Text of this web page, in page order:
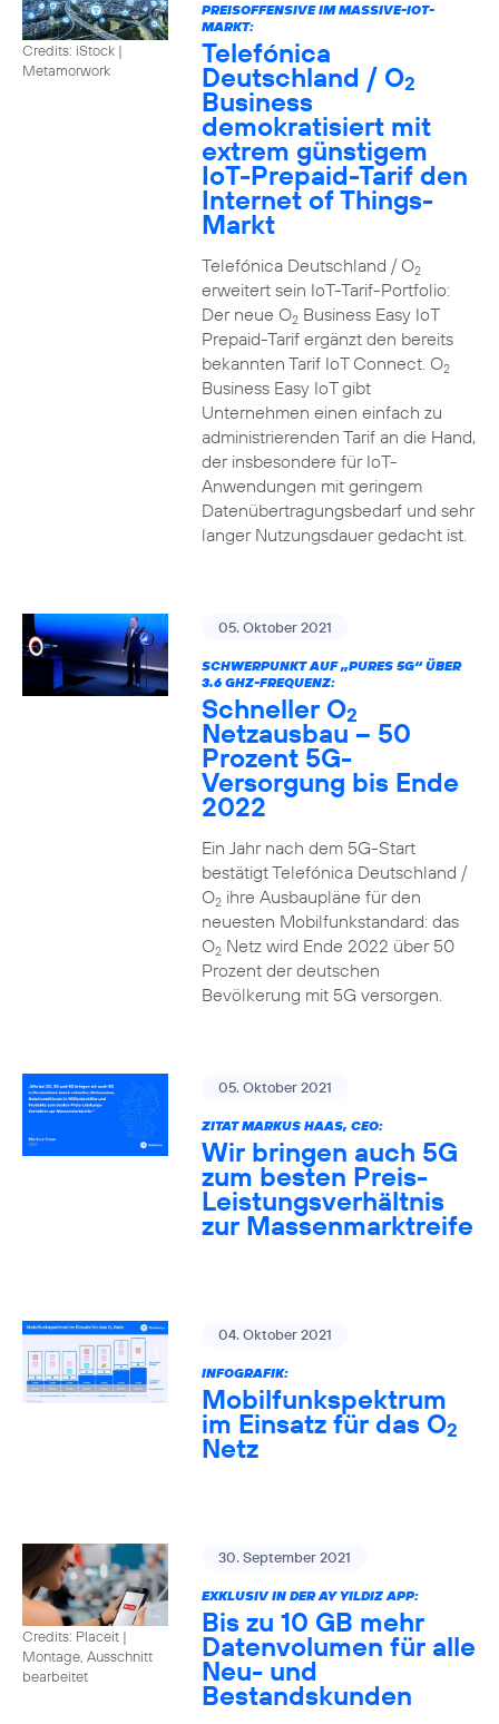
Credits: iStock |
Metamorwork
PREISOFFENSIVE IM MASSIVE-IOT-
MARKT:
Telefónica
Deutschland / O2
Business
demokratisiert mit
extrem günstigem
IoT-Prepaid-Tarif den
Internet of Things-
Markt
Telefónica Deutschland / O2
erweitert sein IoT-Tarif-Portfolio:
Der neue O2Business Easy IoT
Prepaid-Tarif ergänzt den bereits
bekannten Tarif IoT Connect. O2
Business Easy IoT gibt
Unternehmen einen einfach zu
administrierenden Tarif an die Hand,
der insbesondere für IoT-
Anwendungen mit geringem
Datenübertragungsbedarf und sehr
langer Nutzungsdauer gedacht ist.
05. Oktober 2021
SCHWERPUNKT AUF „PURES 5G“ ÜBER
3.6 GHZ-FREQUENZ:
Schneller O2
Netzausbau – 50
Prozent 5G-
Versorgung bis Ende
2022
Ein Jahr nach dem 5G-Start
bestätigt Telefónica Deutschland /
O2ihre Ausbaupläne für den
neuesten Mobilfunkstandard: das
O2Netz wird Ende 2022 über 50
Prozent der deutschen
Bevölkerung mit 5G versorgen.
05. Oktober 2021
ZITAT MARKUS HAAS, CEO:
Wir bringen auch 5G
zum besten Preis-
Leistungsverhältnis
zur Massenmarktreife
04. Oktober 2021
INFOGRAFIK:
Mobilfunkspektrum
im Einsatz für das O2
Netz
Credits: Placeit |
Montage, Ausschnitt
bearbeitet
30. September 2021
EXKLUSIV IN DER AY YILDIZ APP:
Bis zu 10 GB mehr
Datenvolumen für alle
Neu- und
Bestandskunden